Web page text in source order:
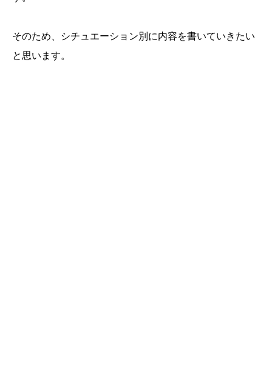
そのため、シチュエーション別に内容を書いていきたい
と思います。